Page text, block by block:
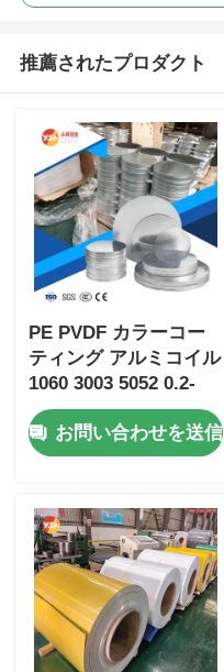
推薦されたプロダクト
PE PVDF カラーコー
ティング アルミコイル
1060 3003 5052 0.2-
6.0mm 屋上用 防雨管
建物の装飾用
お問い合わせを送信